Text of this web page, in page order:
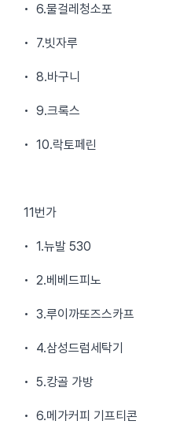
• 6.물걸레청소포
• 7.빗자루
• 8.바구니
• 9.크록스
• 10.락토페린
11번가
• 1.뉴발 530
• 2.베베드피노
• 3.루이까또즈스카프
• 4.삼성드럼세탁기
• 5.캉골 가방
• 6.메가커피 기프티콘